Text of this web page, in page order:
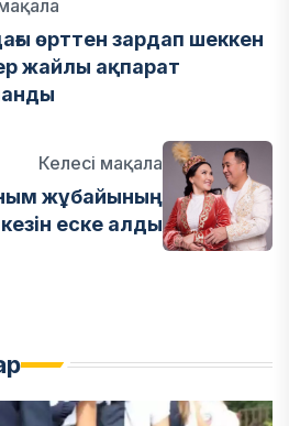
өрттен зардап шеккен
жайлы ақпарат
Келесі мақала
жұбайының
еске алды